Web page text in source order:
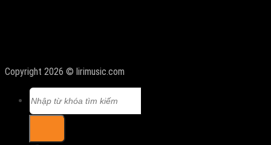
Copyright 2026 © lirimusic.com
Tìm
kiếm: